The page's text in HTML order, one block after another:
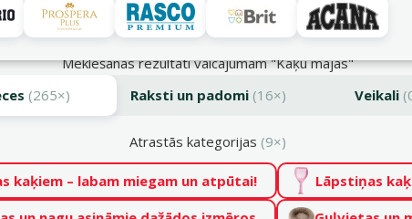
Meklēšanas rezultāti vaicājumam "Kaķu mājas"
(265×) Raksti un padomi (16×) Veikali
Atrastās kategorijas (9×)
kaķiem – labam miegam un atpūtai!
Lāpstiņas